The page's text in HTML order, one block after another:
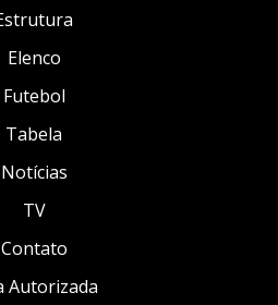
Elenco
Futebol
Tabela
Notícias
TV
Contato
Autorizada